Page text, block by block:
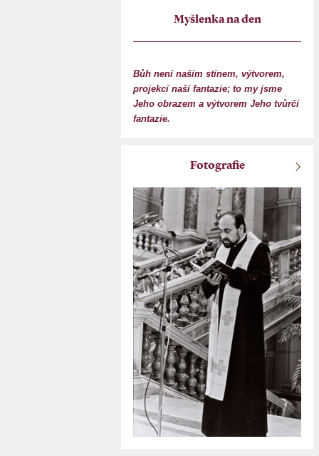
Myšlenka na den
Bůh není naším stínem, výtvorem,
projekcí naší fantazie; to my jsme
Jeho obrazem a výtvorem Jeho tvůrčí
fantazie.
Fotografie